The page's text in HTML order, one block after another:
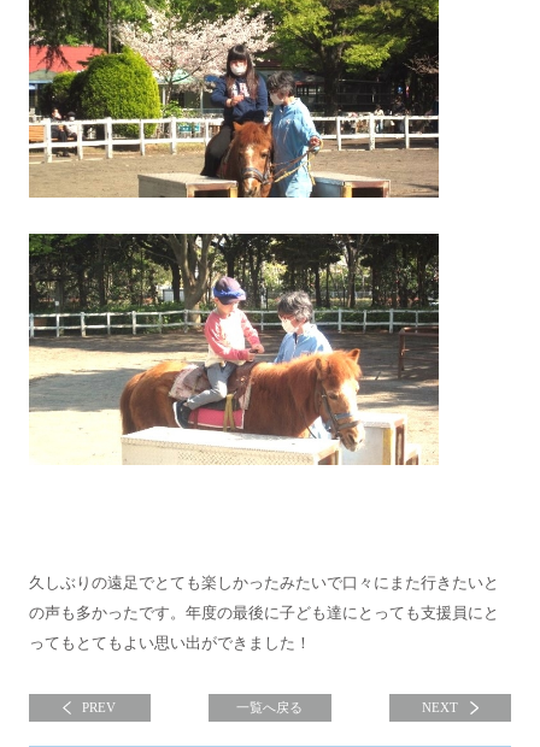
久しぶりの遠足でとても楽しかったみたいで口々にまた行きたいと
の声も多かったです。年度の最後に子ども達にとっても支援員にと
ってもとてもよい思い出ができました！
PREV 一覧へ戻る NEXT